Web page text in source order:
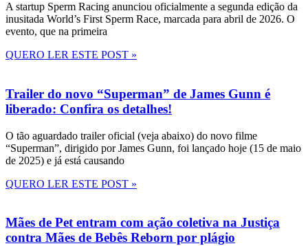
A startup Sperm Racing anunciou oficialmente a segunda edição da
inusitada World’s First Sperm Race, marcada para abril de 2026. O
evento, que na primeira
QUERO LER ESTE POST »
Trailer do novo “Superman” de James Gunn é
liberado: Confira os detalhes!
O tão aguardado trailer oficial (veja abaixo) do novo filme
“Superman”, dirigido por James Gunn, foi lançado hoje (15 de maio
de 2025) e já está causando
QUERO LER ESTE POST »
Mães de Pet entram com ação coletiva na Justiça
contra Mães de Bebês Reborn por plágio